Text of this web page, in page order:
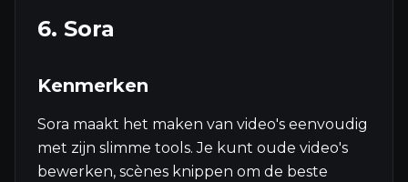
6. Sora
Kenmerken
Sora maakt het maken van video's eenvoudig
met zijn slimme tools. Je kunt oude video's
bewerken, scènes knippen om de beste